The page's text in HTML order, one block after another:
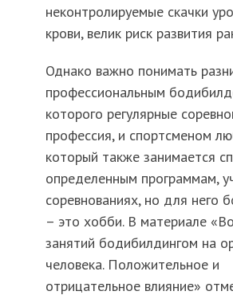
неконтролируемые скачки
крови, велик риск развития
Однако важно понимать
профессиональным
которого регулярные
профессия, и спортсменом
который также занимается
определенным программам,
соревнованиях, но для него
– это хобби. В материале
занятий бодибилдингом на
человека. Положительное и
отрицательное влияние»